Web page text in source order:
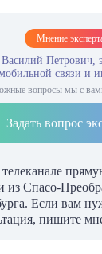
Мнение
Петрович,
связи и
вопросы мы с
Задать вопрос
из Спасо-
Если вам
пишите